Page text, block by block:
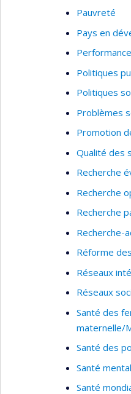
Pauvreté
Pays en
Politiques
Politiques
Problèmes
Promotion
Qualité des
Recherche
Recherche
Recherche
Recherche-
Réforme
Réseaux
Réseaux
Santé des
maternelle/
Santé des
Santé
Santé